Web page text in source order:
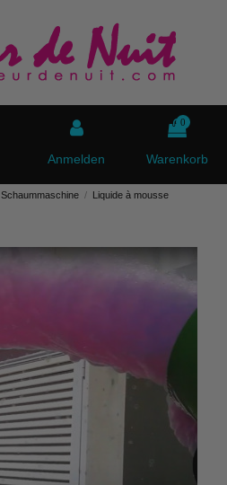
Anmelden
0
Warenkorb
Schaummaschine Liquide à mousse